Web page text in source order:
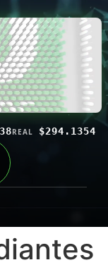
REAL $294.1354